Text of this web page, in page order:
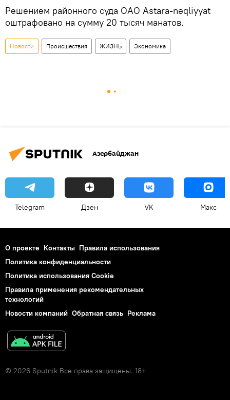
Решением районного суда ОАО Astara-nəqliyyat
оштрафовано на сумму 20 тысяч манатов.
Новости Происшествия ЖИЗНЬ Экономика
Азербайджан
Telegram Дзен VK Макс
О проекте Контакты Правила использования
Политика конфиденциальности
Политика использования Cookie
Правила применения рекомендательных
технологий
Новости компаний Обратная связь Реклама
© 2026 Sputnik Все права защищены. 18+